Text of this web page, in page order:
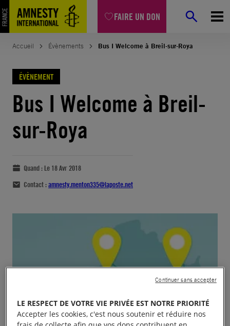
FAIRE UN DON
Accueil Évènements Bus I Welcome à Breil-sur-Roya
ÉVÈNEMENT
Bus I Welcome à Breil-
sur-Roya
Quand : Le 18 Avr 2018
Contact :amnesty.menton335@laposte.net
LE RESPECT DE VOTRE VIE PRIVÉE EST NOTRE PRIORITÉ
Accepter les cookies, c'est nous soutenir et réduire nos
Continuer sans accepter